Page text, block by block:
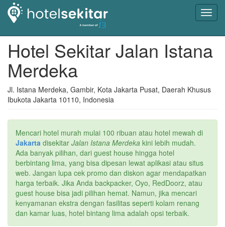
Hotel Sekitar Jalan Istana
Merdeka
Jl. Istana Merdeka, Gambir, Kota Jakarta Pusat, Daerah Khusus
Ibukota Jakarta 10110, Indonesia
Mencari hotel murah mulai 100 ribuan atau hotel mewah di
Jakarta disekitar Jalan Istana Merdeka kini lebih mudah.
Ada banyak pilihan, dari guest house hingga hotel
berbintang lima, yang bisa dipesan lewat aplikasi atau situs
web. Jangan lupa cek promo dan diskon agar mendapatkan
harga terbaik. Jika Anda backpacker, Oyo, RedDoorz, atau
guest house bisa jadi pilihan hemat. Namun, jika mencari
kenyamanan ekstra dengan fasilitas seperti kolam renang
dan kamar luas, hotel bintang lima adalah opsi terbaik.